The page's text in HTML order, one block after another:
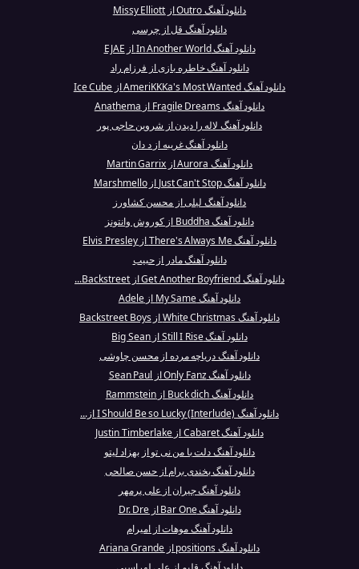
دانلود آهنگ Outro از Missy Elliott
دانلود آهنگ قل از چرسی
دانلود آهنگ In Another World از EJAE
دانلود آهنگ خاطره بازی از فرزام راد
دانلود آهنگ AmeriKKKa's Most Wanted از Ice Cube
دانلود آهنگ Fragile Dreams از Anathema
دانلود آهنگ لاله را دیدن از شروین حاجی پور
دانلود آهنگ غریبه از د دان
دانلود آهنگ Aurora از Martin Garrix
دانلود آهنگ Just Can't Stop از Marshmello
دانلود آهنگ لیلی از محسن کشاورز
دانلود آهنگ Buddha از کوروش وانتونز
دانلود آهنگ There's Always Me از Elvis Presley
دانلود آهنگ مادر از حبیب
دانلود آهنگ Get Another Boyfriend از Backstreet...
دانلود آهنگ My Same از Adele
دانلود آهنگ White Christmas از Backstreet Boys
دانلود آهنگ Still I Rise از Big Sean
دانلود آهنگ دریاچه مرده از محسن چاوشی
دانلود آهنگ Only Fanz از Sean Paul
دانلود آهنگ Buck dich از Rammstein
دانلود آهنگ I Should Be so Lucky (Interlude) از...
دانلود آهنگ Cabaret از Justin Timberlake
دانلود آهنگ دلت با من نی تو از بهزاد لیتو
دانلود آهنگ بخندی برام از حسن صالحی
دانلود آهنگ جیران از علی پرمهر
دانلود آهنگ Bar One از Dr. Dre
دانلود آهنگ موهات از امیرام
دانلود آهنگ positions از Ariana Grande